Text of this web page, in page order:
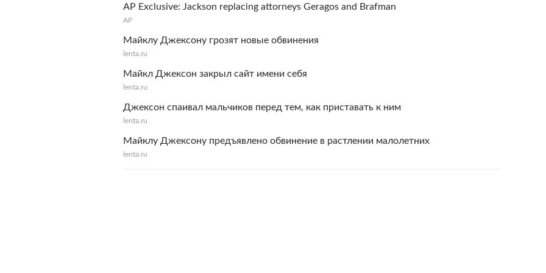
AP Exclusive: Jackson replacing attorneys Geragos and Brafman
АР
Майклу Джексону грозят новые обвинения
lenta.ru
Майкл Джексон закрыл сайт имени себя
lenta.ru
Джексон спаивал мальчиков перед тем, как приставать к ним
lenta.ru
Майклу Джексону предъявлено обвинение в растлении малолетних
lenta.ru